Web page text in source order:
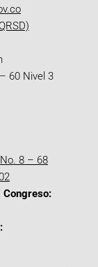
60 Nivel 3
8 – 68
Congreso: